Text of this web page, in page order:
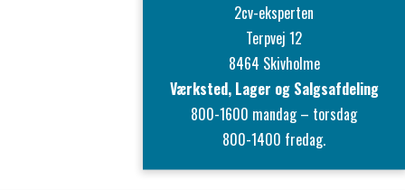
2cv-eksperten
Terpvej 12
8464 Skivholme
Værksted, Lager og Salgsafdeling
800-1600 mandag – torsdag
800-1400 fredag.